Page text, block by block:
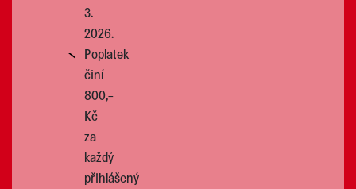
3.
2026.
Poplatek
činí
800,-
Kč
za
každý
přihlášený